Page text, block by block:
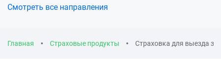
Смотреть все направления
Главная Страховые продукты Страховка для выезда за